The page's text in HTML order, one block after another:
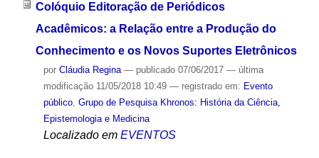
Colóquio Editoração de Periódicos
Acadêmicos: a Relação entre a Produção do
Conhecimento e os Novos Suportes Eletrônicos
por Cláudia Regina — publicado07/06/2017 — última
modificação11/05/2018 10:49 — registrado em: Evento
público, Grupo de Pesquisa Khronos: História da Ciência,
Epistemologia e Medicina
Localizado em EVENTOS